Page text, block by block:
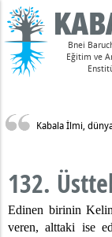
Bnei
Eğitim ve
Kabala İlmi,
132.
Edinen birinin
veren, alttaki ise